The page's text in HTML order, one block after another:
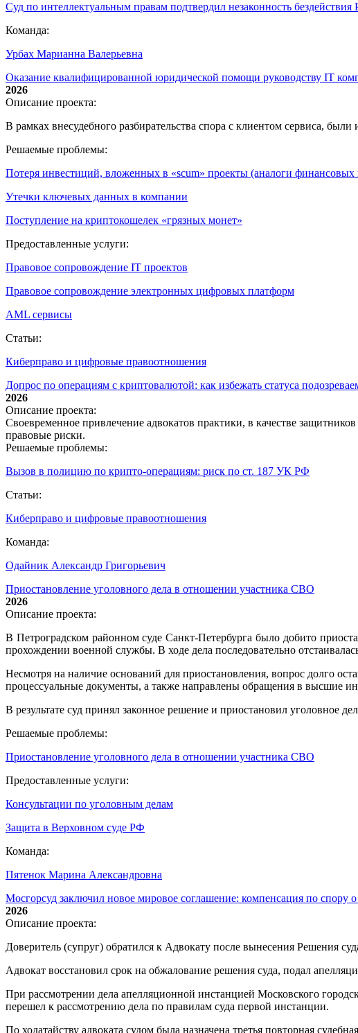
Суд по интеллектуальным правам подтвердил незаконность
Команда:
Урбах Марианна Валерьевна
Оказание квалифицированной юридической помощи руководству IT
2026
Описание проекта:
В рамках внесудебного разбирательства спора с клиентом сервиса,
Решаемые проблемы:
Потеря инвестиций, вложенных в «scum» проекты (аналоги
Утечки ключевых данных в компании
Поступление на криптокошелек «грязных монет»
Предоставленные услуги:
Правовое сопровождение IT проектов
Правовое сопровождение электронных цифровых платформ
AML сервисы
Статьи:
Киберправо и цифровые правоотношения
Допрос по операциям с криптовалютой: как избежать статуса
2026
Описание проекта:
Своевременное привлечение адвокатов практики, в качестве
правовые риски.
Решаемые проблемы:
Вызов в полицию по крипто‑операциям: риск по ст. 187 УК РФ
Статьи:
Киберправо и цифровые правоотношения
Команда:
Одайник Александр Григорьевич
Приостановление уголовного дела в отношении участника СВО
2026
Описание проекта:
В Петроградском районном суде Санкт-Петербурга было добито
прохождении военной службы. В ходе дела последовательно
Несмотря на наличие оснований для приостановления, вопрос долго
процессуальные документы, а также направлены обращения в высшие
В результате суд принял законное решение и приостановил уголовное
Решаемые проблемы:
Приостановление уголовного дела в отношении участника СВО
Предоставленные услуги:
Консультации по уголовным делам
Защита в Верховном суде РФ
Команда:
Пятенок Марина Александровна
Мосгорсуд заключил новое мировое соглашение: компенсация по спору
2026
Описание проекта:
Доверитель (супруг) обратился к Адвокату после вынесения Решения
Адвокат восстановил срок на обжалование решения суда, подал
При рассмотрении дела апелляционной инстанцией Московского
перешел к рассмотрению дела по правилам суда первой инстанции.
По ходатайству адвоката судом была назначена третья повторная